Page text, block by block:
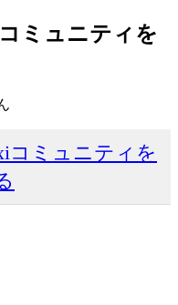
ミュニティを
コミュニティを